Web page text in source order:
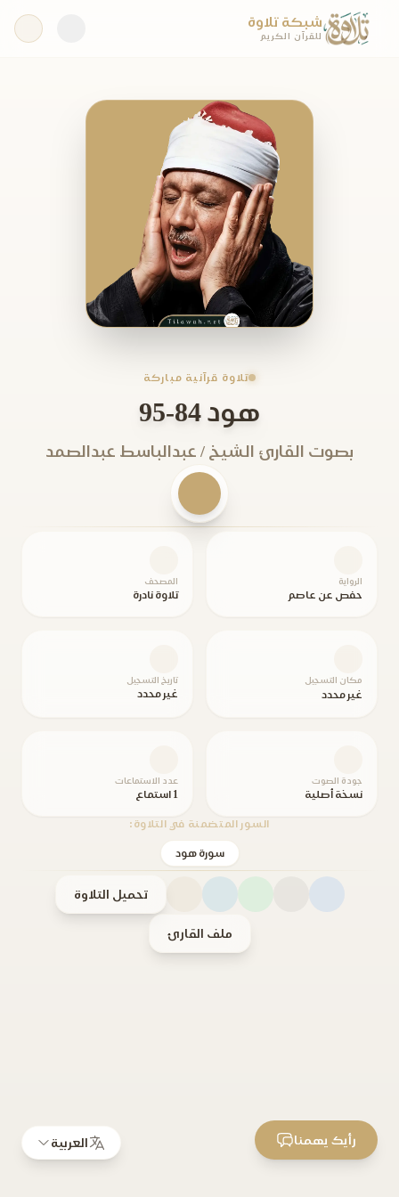
شبكة تلاوة
للقرآن الكريم
تلاوة قرآنية مباركة
هود 84-95
بصوت القارئ الشيخ / عبدالباسط عبدالصمد
الرواية
حفص عن عاصم
المصحف
تلاوة نادرة
مكان التسجيل
غير محدد
تاريخ التسجيل
غير محدد
جودة الصوت
نسخة أصلية
عدد الاستماعات
1 استماع
السور المتضمنة في التلاوة:
سورة هود
تحميل التلاوة
ملف القارئ
العربية رأيك يهمنا